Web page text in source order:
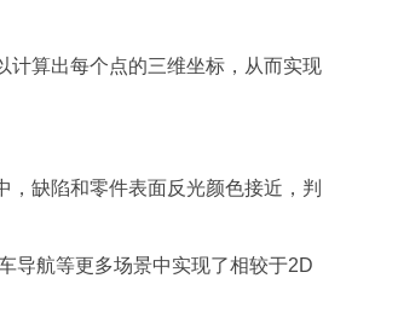
计算出每个点的三维坐标，从而实现
缺陷和零件表面反光颜色接近，判
导航等更多场景中实现了相较于2D